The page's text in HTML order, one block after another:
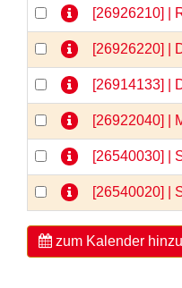
[26926210] |
[26926220] |
[26914133] |
[26922040] |
[26540030] |
[26540020] |
zum Kalender